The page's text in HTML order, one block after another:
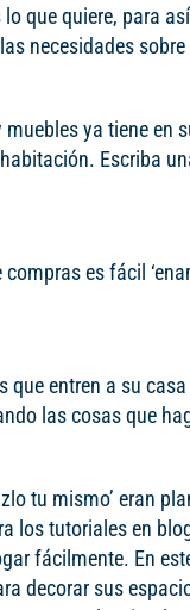
lo que quiere, para
necesidades
ya tiene en
Escriba
es fácil
entren a su
las cosas que
tu mismo’ eran
los tutoriales en
fácilmente. En
decorar sus